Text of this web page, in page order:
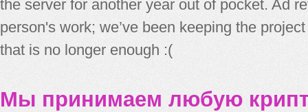
the server for another year out of pocket. Ad
person's work; we’ve been keeping the
that is no longer enough :(
Мы принимаем любую